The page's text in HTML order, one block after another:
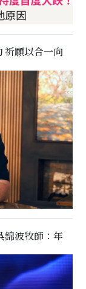
祈願以合一向
錦波牧師：年